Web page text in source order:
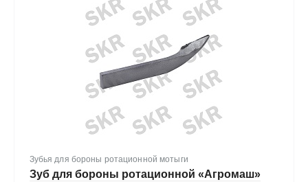
Зубья для бороны ротационной мотыги
Зуб для бороны ротационной «Агромаш»